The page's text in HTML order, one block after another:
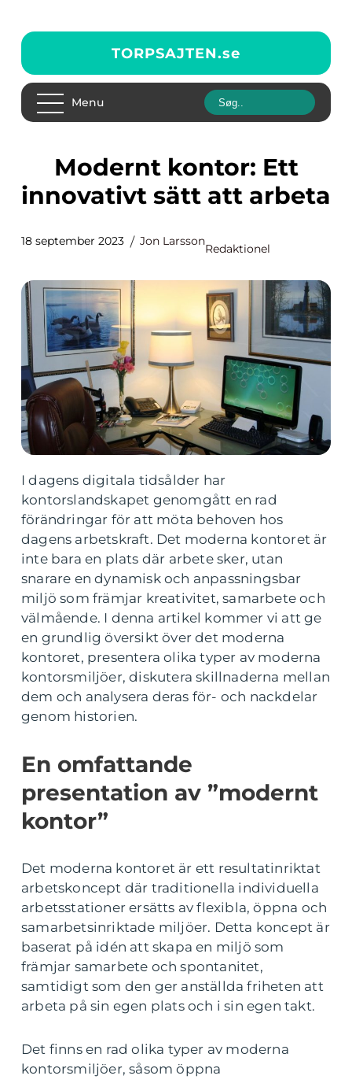
TORPSAJTEN.se
Menu
Modernt kontor: Ett
innovativt sätt att arbeta
18 september 2023 Jon Larsson
Redaktionel
I dagens digitala tidsålder har
kontorslandskapet genomgått en rad
förändringar för att möta behoven hos
dagens arbetskraft. Det moderna kontoret är
inte bara en plats där arbete sker, utan
snarare en dynamisk och anpassningsbar
miljö som främjar kreativitet, samarbete och
välmående. I denna artikel kommer vi att ge
en grundlig översikt över det moderna
kontoret, presentera olika typer av moderna
kontorsmiljöer, diskutera skillnaderna mellan
dem och analysera deras för- och nackdelar
genom historien.
En omfattande
presentation av ”modernt
kontor”
Det moderna kontoret är ett resultatinriktat
arbetskoncept där traditionella individuella
arbetsstationer ersätts av flexibla, öppna och
samarbetsinriktade miljöer. Detta koncept är
baserat på idén att skapa en miljö som
främjar samarbete och spontanitet,
samtidigt som den ger anställda friheten att
arbeta på sin egen plats och i sin egen takt.
Det finns en rad olika typer av moderna
kontorsmiljöer, såsom öppna